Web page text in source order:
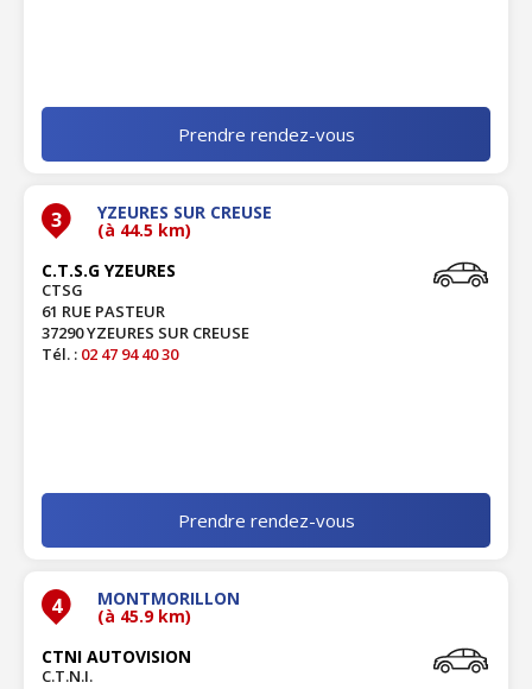
Prendre rendez-vous
3 YZEURES SUR CREUSE
(à 44.5 km)
C.T.S.G YZEURES
CTSG
61 RUE PASTEUR
37290 YZEURES SUR CREUSE
Tél. : 02 47 94 40 30
Prendre rendez-vous
4 MONTMORILLON
(à 45.9 km)
CTNI AUTOVISION
C.T.N.I.